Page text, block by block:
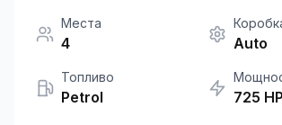
Места
4 Auto
Топливо
Petrol 725 HP